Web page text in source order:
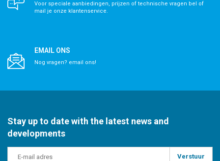
Voor speciale aanbiedingen, prijzen of technische vragen bel of
mail je onze klantenservice.
EMAIL ONS
Nog vragen? email ons!
Stay up to date with the latest news and
developments
Verstuur